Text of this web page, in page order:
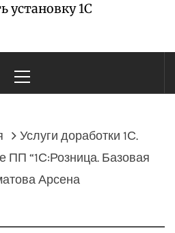
установку 1С
Menu
Услуги доработки 1С.
ПП “1С:Розница. Базовая
Арсена